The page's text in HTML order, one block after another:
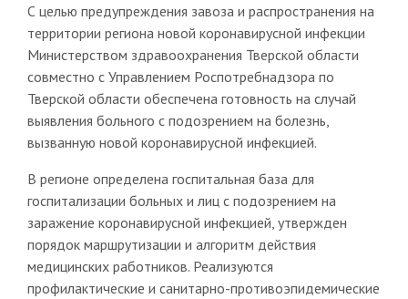
С целью предупреждения завоза и распространения на
территории региона новой коронавирусной инфекции
Министерством здравоохранения Тверской области
совместно с Управлением Роспотребнадзора по
Тверской области обеспечена готовность на случай
выявления больного с подозрением на болезнь,
вызванную новой коронавирусной инфекцией.
В регионе определена госпитальная база для
госпитализации больных и лиц с подозрением на
заражение коронавирусной инфекцией, утвержден
порядок маршрутизации и алгоритм действия
медицинских работников. Реализуются
профилактические и санитарно-противоэпидемические